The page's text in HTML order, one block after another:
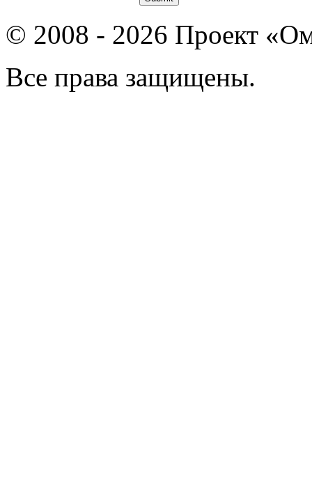
© 2008 - 2026 Проект
Все права защищены.